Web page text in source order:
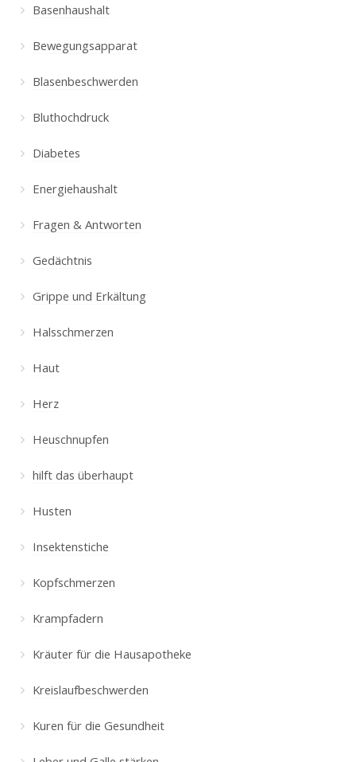
Basenhaushalt
Bewegungsapparat
Blasenbeschwerden
Bluthochdruck
Diabetes
Energiehaushalt
Fragen & Antworten
Gedächtnis
Grippe und Erkältung
Halsschmerzen
Haut
Herz
Heuschnupfen
hilft das überhaupt
Husten
Insektenstiche
Kopfschmerzen
Krampfadern
Kräuter für die Hausapotheke
Kreislaufbeschwerden
Kuren für die Gesundheit